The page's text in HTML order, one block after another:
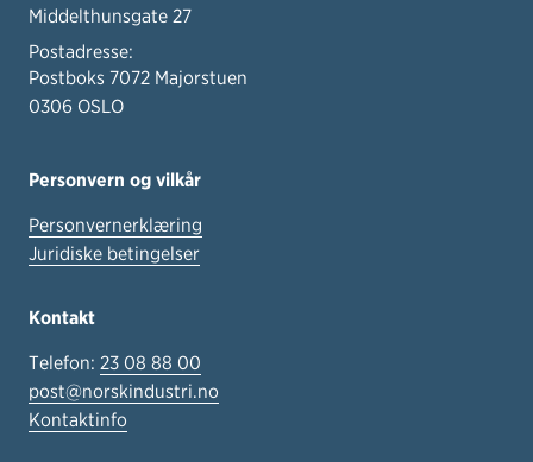
Middelthunsgate 27
Postadresse:
Postboks 7072 Majorstuen
0306 OSLO
Personvern og vilkår
Personvernerklæring
Juridiske betingelser
Kontakt
Telefon: 23 08 88 00
post@norskindustri.no
Kontaktinfo